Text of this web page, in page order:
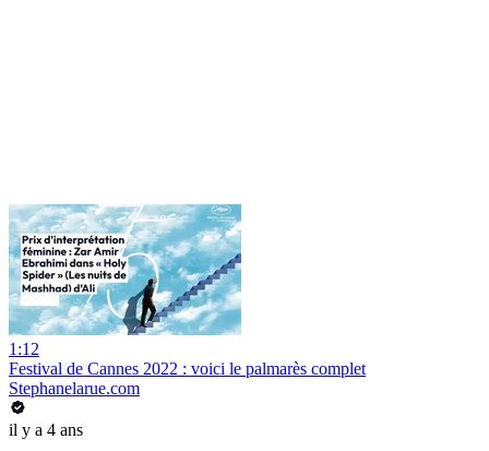
1:12
Festival de Cannes 2022 : voici le palmarès complet
Stephanelarue.com
il y a 4 ans